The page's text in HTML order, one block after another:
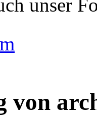
unser
von